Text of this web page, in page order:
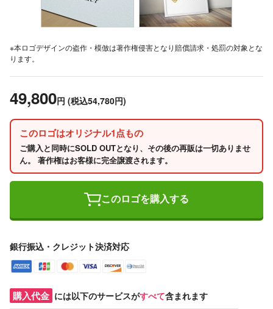
※本ロゴデザインの盗作・模倣は著作権侵害となり賠償請求・処罰の対象とな
ります。
49,800円 (税込54,780円)
このロゴはオリジナル1点もの
ご購入と同時にSOLD OUTとなり、その後の再販は一切ありませ
ん。 著作権はお客様に完全譲渡されます。
このロゴを購入する
銀行振込・クレジット決済対応
購入代金 には以下のサービスがすべて含まれます